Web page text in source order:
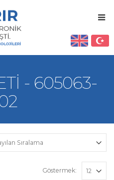
- 605063-
Göstermek: